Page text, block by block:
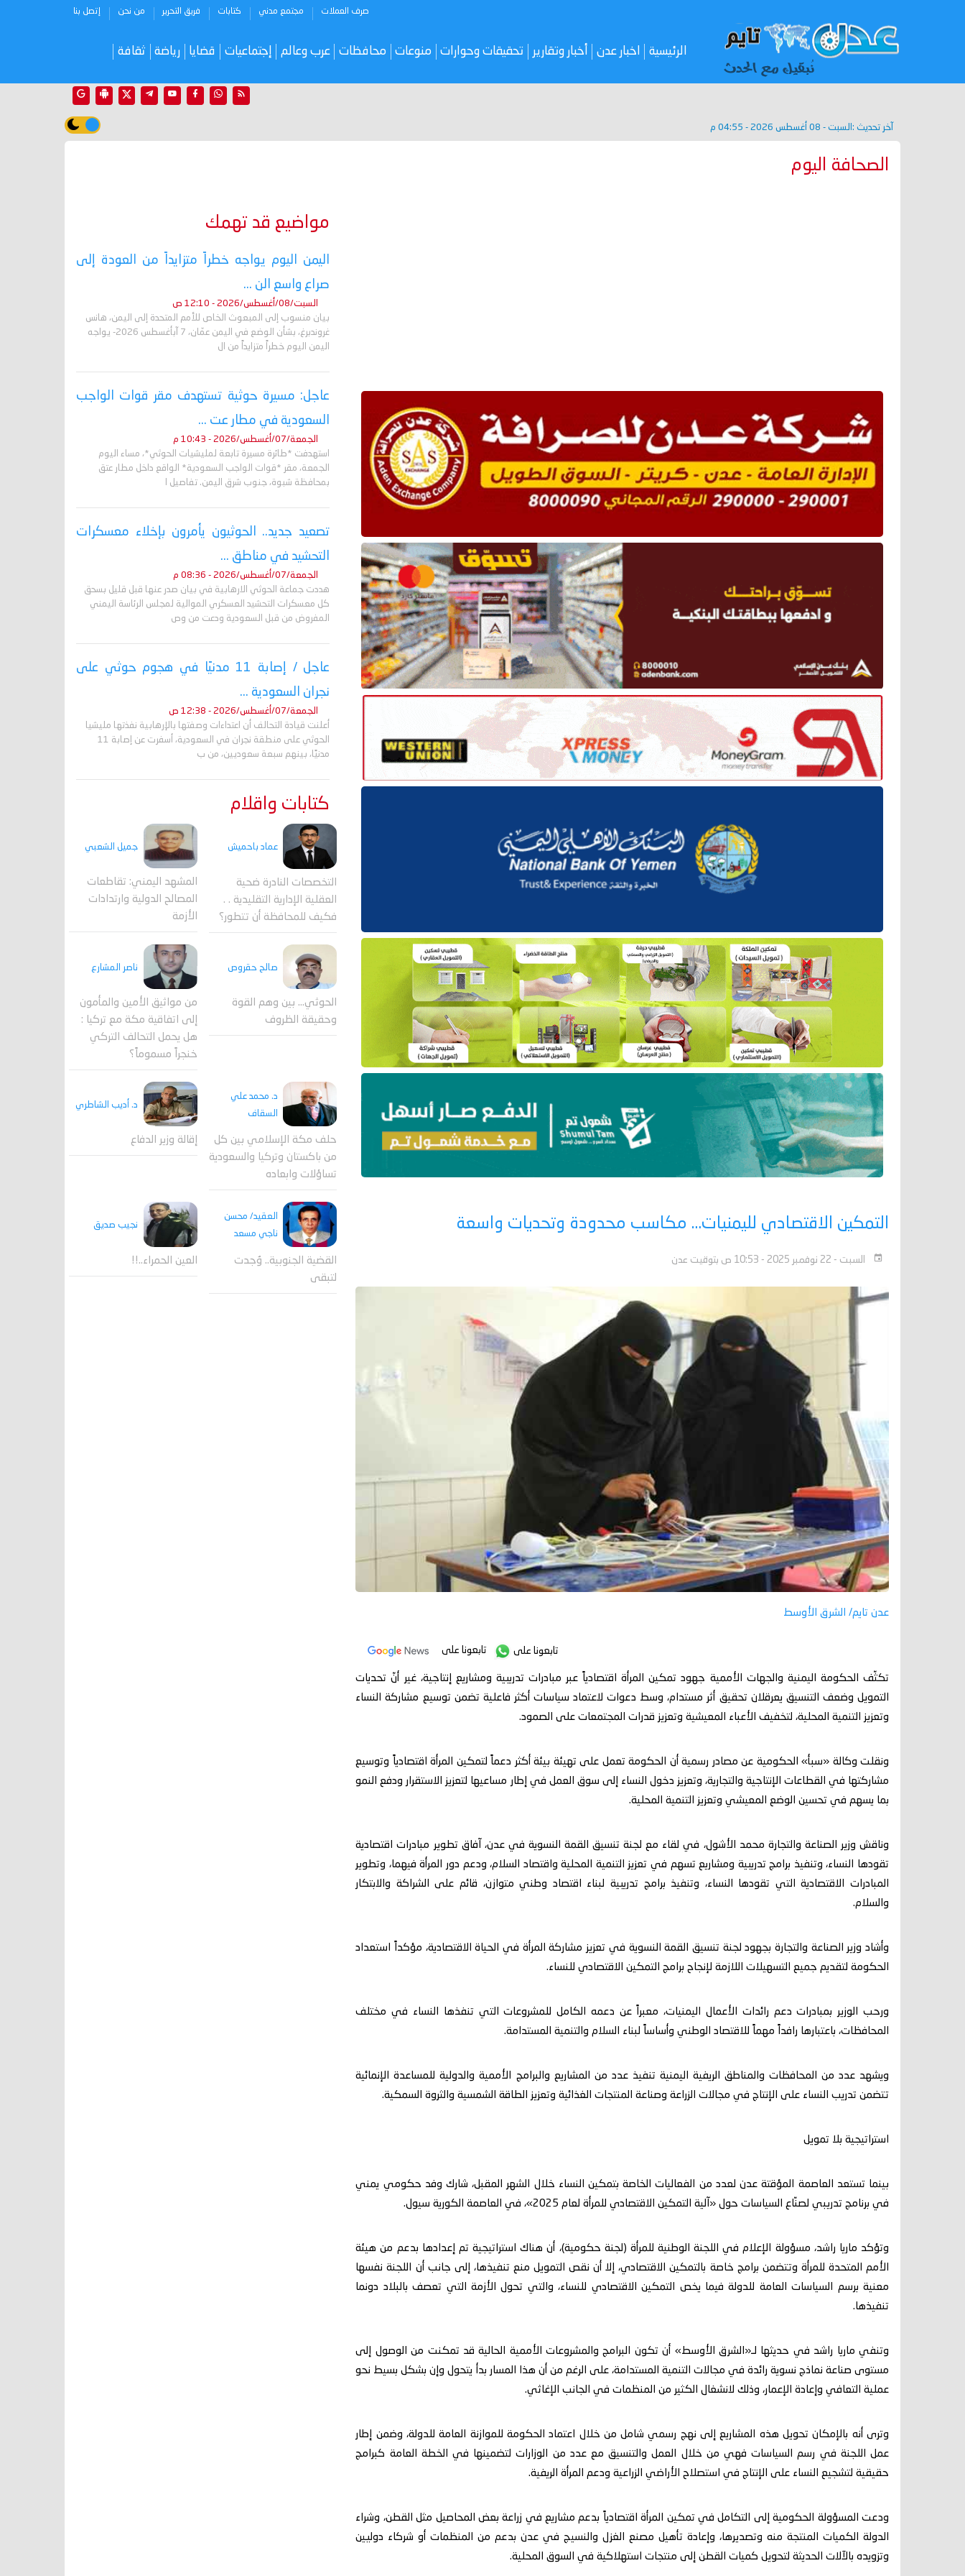
صرف العملات مجتمع مدني كتابات فريق التحرير من نحن إتصل بنا
الرئيسية اخبار عدن أخبار وتقارير تحقيقات وحوارات منوعات محافظات عرب وعالم إجتماعيات قضايا رياضة ثقافة
آخر تحديث : السبت - 08 أغسطس 2026 - 04:55 م
الصحافة اليوم
التمكين الاقتصادي لليمنيات… مكاسب محدودة وتحديات واسعة
السبت - 22 نوفمبر 2025 - 10:53 ص بتوقيت عدن
عدن تايم/ الشرق الأوسط
تابعونا على تابعونا على
تكثّف الحكومة اليمنية والجهات الأممية جهود تمكين المرأة اقتصادياً عبر مبادرات تدريبية ومشاريع إنتاجية، غير أنّ تحديات
التمويل وضعف التنسيق يعرقلان تحقيق أثر مستدام، وسط دعوات لاعتماد سياسات أكثر فاعلية تضمن توسيع مشاركة النساء
وتعزيز التنمية المحلية، لتخفيف الأعباء المعيشية وتعزيز قدرات المجتمعات على الصمود.
ونقلت وكالة «سبأ» الحكومية عن مصادر رسمية أن الحكومة تعمل على تهيئة بيئة أكثر دعماً لتمكين المرأة اقتصادياً وتوسيع
مشاركتها في القطاعات الإنتاجية والتجارية، وتعزيز دخول النساء إلى سوق العمل في إطار مساعيها لتعزيز الاستقرار ودفع النمو
بما يسهم في تحسين الوضع المعيشي وتعزيز التنمية المحلية.
وناقش وزير الصناعة والتجارة محمد الأشول، في لقاء مع لجنة تنسيق القمة النسوية في عدن، آفاق تطوير مبادرات اقتصادية
تقودها النساء، وتنفيذ برامج تدريبية ومشاريع تسهم في تعزيز التنمية المحلية واقتصاد السلام، ودعم دور المرأة فيهما، وتطوير
المبادرات الاقتصادية التي تقودها النساء، وتنفيذ برامج تدريبية لبناء اقتصاد وطني متوازن، قائم على الشراكة والابتكار
والسلام.
وأشاد وزير الصناعة والتجارة بجهود لجنة تنسيق القمة النسوية في تعزيز مشاركة المرأة في الحياة الاقتصادية، مؤكداً استعداد
الحكومة لتقديم جميع التسهيلات اللازمة لإنجاح برامج التمكين الاقتصادي للنساء.
ورحب الوزير بمبادرات دعم رائدات الأعمال اليمنيات، معبراً عن دعمه الكامل للمشروعات التي تنفذها النساء في مختلف
المحافظات، باعتبارها رافداً مهماً للاقتصاد الوطني وأساساً لبناء السلام والتنمية المستدامة.
ويشهد عدد من المحافظات والمناطق الريفية اليمنية تنفيذ عدد من المشاريع والبرامج الأممية والدولية للمساعدة الإنمائية
تتضمن تدريب النساء على الإنتاج في مجالات الزراعة وصناعة المنتجات الغذائية وتعزيز الطاقة الشمسية والثروة السمكية.
استراتيجية بلا تمويل
بينما تستعد العاصمة المؤقتة عدن لعدد من الفعاليات الخاصة بتمكين النساء خلال الشهر المقبل، شارك وفد حكومي يمني
في برنامج تدريبي لصنّاع السياسات حول «آلية التمكين الاقتصادي للمرأة لعام 2025»، في العاصمة الكورية سيول.
وتؤكد ماريا راشد، مسؤولة الإعلام في اللجنة الوطنية للمرأة (لجنة حكومية)، أن هناك استراتيجية تم إعدادها بدعم من هيئة
الأمم المتحدة للمرأة وتتضمن برامج خاصة بالتمكين الاقتصادي، إلا أن نقص التمويل منع تنفيذها، إلى جانب أن اللجنة نفسها
معنية برسم السياسات العامة للدولة فيما يخص التمكين الاقتصادي للنساء، والتي تحول الأزمة التي تعصف بالبلاد دونما
تنفيذها.
وتنفي ماريا راشد في حديثها لـ«الشرق الأوسط» أن تكون البرامج والمشروعات الأممية الحالية قد تمكنت من الوصول إلى
مستوى صناعة نماذج نسوية رائدة في مجالات التنمية المستدامة، على الرغم من أن هذا المسار بدأ يتحول وإن بشكل بسيط نحو
عملية التعافي وإعادة الإعمار، وذلك لانشغال الكثير من المنظمات في الجانب الإغاثي.
وترى أنه بالإمكان تحويل هذه المشاريع إلى نهج رسمي شامل من خلال اعتماد الحكومة للموازنة العامة للدولة، وضمن إطار
عمل اللجنة في رسم السياسات فهي من خلال العمل والتنسيق مع عدد من الوزارات لتضمينها في الخطة العامة كبرامج
حقيقية لتشجيع النساء على الإنتاج في استصلاح الأراضي الزراعية ودعم المرأة الريفية.
ودعت المسؤولة الحكومية إلى التكامل في تمكين المرأة اقتصادياً بدعم مشاريع في زراعة بعض المحاصيل مثل القطن، وشراء
الدولة الكميات المنتجة منه وتصديرها، وإعادة تأهيل مصنع الغزل والنسيج في عدن بدعم من المنظمات أو شركاء دوليين
وتزويده بالآلات الحديثة لتحويل كميات القطن إلى منتجات استهلاكية في السوق المحلية.
مواضيع قد تهمك
اليمن اليوم يواجه خطراً متزايداً من العودة إلى
صراع واسع الن ...
السبت/08/أغسطس/2026 - 12:10 ص
بيان منسوب إلى المبعوث الخاص للأمم المتحدة إلى اليمن، هانس
غروندبرغ، بشأن الوضع في اليمن عمّان، 7 آبأغسطس 2026- يواجه
اليمن اليوم خطراً متزايداً من ال
عاجل: مسيرة حوثية تستهدف مقر قوات الواجب
السعودية في مطار عت ...
الجمعة/07/أغسطس/2026 - 10:43 م
استهدفت *طائرة مسيرة تابعة لمليشيات الحوثي*، مساء اليوم
الجمعة، مقر *قوات الواجب السعودية* الواقع داخل مطار عتق
بمحافظة شبوة، جنوب شرق اليمن. تفاصيل ا
تصعيد جديد.. الحوثيون يأمرون بإخلاء معسكرات
التحشيد في مناطق ...
الجمعة/07/أغسطس/2026 - 08:36 م
هددت جماعة الحوثي الارهابية في بيان صدر عنها قبل قليل بسحق
كل معسكرات التحشيد العسكري الموالية لمجلس الرئاسة اليمني
المفروض من قبل السعودية ودعت من وص
عاجل / إصابة 11 مدنيًا في هجوم حوثي على
نجران السعودية ...
الجمعة/07/أغسطس/2026 - 12:38 ص
أعلنت قيادة التحالف أن اعتداءات وصفتها بالإرهابية نفذتها مليشيا
الحوثي على منطقة نجران في السعودية، أسفرت عن إصابة 11
مدنيًا، بينهم سبعة سعوديين، من ب
كتابات واقلام
عماد باحميش
التخصصات النادرة ضحية
العقلية الإدارية التقليدية . .
فكيف للمحافظة أن تتطور؟
جميل الشعبي
المشهد اليمني: تقاطعات
المصالح الدولية وارتدادات
الأزمة
صالح حقروص
الحوثي... بين وهم القوة
وحقيقة الظروف
ناصر المشارع
من مواثيق الأمين والمأمون
إلى اتفاقية مكة مع تركيا :
هل يحمل التحالف التركي
خنجراً مسموماً؟
د. محمد علي
السقاف
حلف مكة الإسلامي بين كل
من باكستان وتركيا والسعودية
تساؤلات وابعاده
د. أديب الشاطري
إقالة وزير الدفاع
العقيد/ محسن
ناجي مسعد
القضية الجنوبية.. وُجدت
لتبقى
نجيب صديق
العين الحمراء..!!